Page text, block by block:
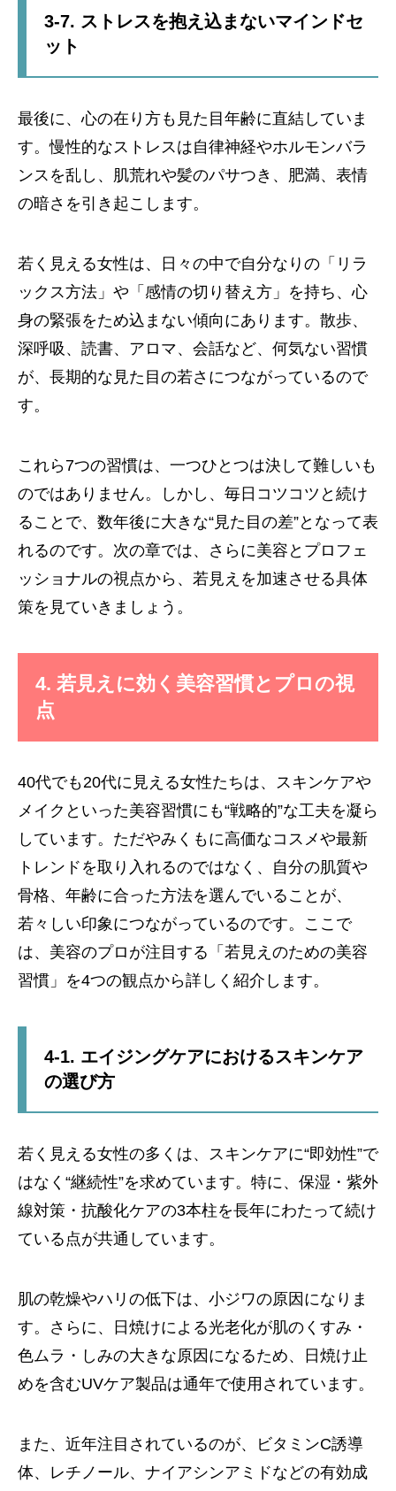
3-7. ストレスを抱え込まないマインドセ
ット
最後に、心の在り方も見た目年齢に直結していま
す。慢性的なストレスは自律神経やホルモンバラ
ンスを乱し、肌荒れや髪のパサつき、肥満、表情
の暗さを引き起こします。
若く見える女性は、日々の中で自分なりの「リラ
ックス方法」や「感情の切り替え方」を持ち、心
身の緊張をため込まない傾向にあります。散歩、
深呼吸、読書、アロマ、会話など、何気ない習慣
が、長期的な見た目の若さにつながっているので
す。
これら7つの習慣は、一つひとつは決して難しいも
のではありません。しかし、毎日コツコツと続け
ることで、数年後に大きな“見た目の差”となって表
れるのです。次の章では、さらに美容とプロフェ
ッショナルの視点から、若見えを加速させる具体
策を見ていきましょう。
4. 若見えに効く美容習慣とプロの視
点
40代でも20代に見える女性たちは、スキンケアや
メイクといった美容習慣にも“戦略的”な工夫を凝ら
しています。ただやみくもに高価なコスメや最新
トレンドを取り入れるのではなく、自分の肌質や
骨格、年齢に合った方法を選んでいることが、
若々しい印象につながっているのです。ここで
は、美容のプロが注目する「若見えのための美容
習慣」を4つの観点から詳しく紹介します。
4-1. エイジングケアにおけるスキンケア
の選び方
若く見える女性の多くは、スキンケアに“即効性”で
はなく“継続性”を求めています。特に、保湿・紫外
線対策・抗酸化ケアの3本柱を長年にわたって続け
ている点が共通しています。
肌の乾燥やハリの低下は、小ジワの原因になりま
す。さらに、日焼けによる光老化が肌のくすみ・
色ムラ・しみの大きな原因になるため、日焼け止
めを含むUVケア製品は通年で使用されています。
また、近年注目されているのが、ビタミンC誘導
体、レチノール、ナイアシンアミドなどの有効成